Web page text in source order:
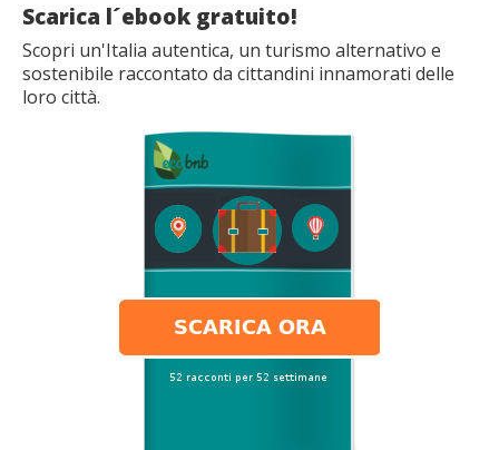
Scarica l´ebook gratuito!
Scopri un'Italia autentica, un turismo alternativo e
sostenibile raccontato da cittandini innamorati delle
loro città.